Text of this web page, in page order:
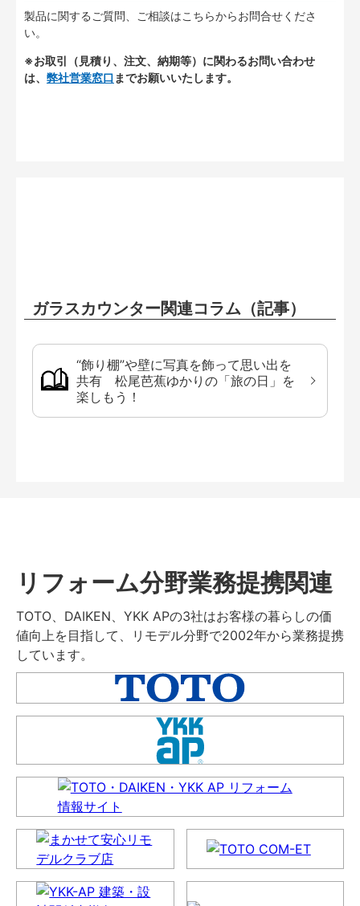
製品に関するご質問、ご相談はこちらからお問合せくださ
い。
※お取引（見積り、注文、納期等）に関わるお問い合わせ
は、 弊社営業窓口 までお願いいたします。
ガラスカウンター関連コラム（記事）
“飾り棚”や壁に写真を飾って思い出を
共有 松尾芭蕉ゆかりの「旅の日」を
楽しもう！
リフォーム分野業務提携関連
TOTO、DAIKEN、YKK APの3社はお客様の暮らしの価
値向上を目指して、リモデル分野で2002年から業務提携
しています。